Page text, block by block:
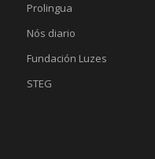
Prolingua
Nós diario
Fundación Luzes
STEG